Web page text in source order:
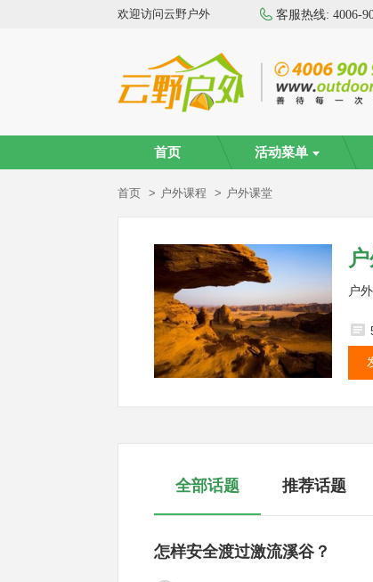
欢迎访问云野户外 客服热线: 4006-
首页 活动菜单
首页 户外课程 户外课堂
户
全部话题 推荐话题
怎样安全渡过激流溪谷？